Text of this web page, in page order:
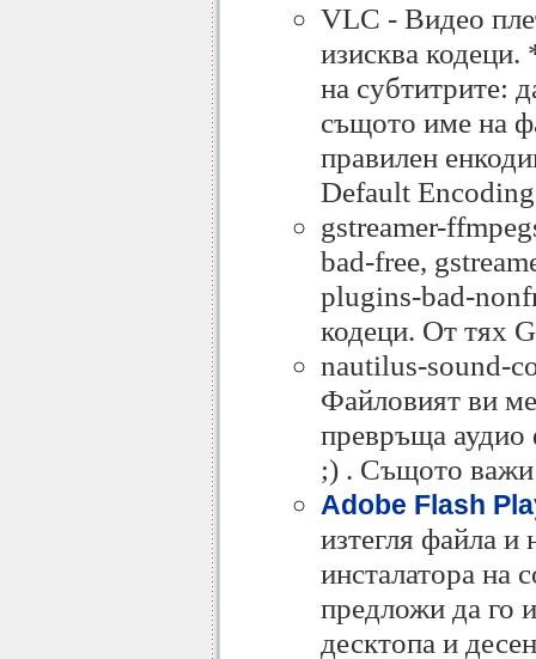
VLC - Видео
изисква
на субтитрите:
същото име на
правилен
Default
gstreamer-
bad-free,
plugins-bad-
кодеци. От тях
nautilus-sound-
Файловият ви
превръща аудио
;) . Същото важи
Adobe Flash
изтегля файла и
инсталатора на
предложи да го
десктопа и